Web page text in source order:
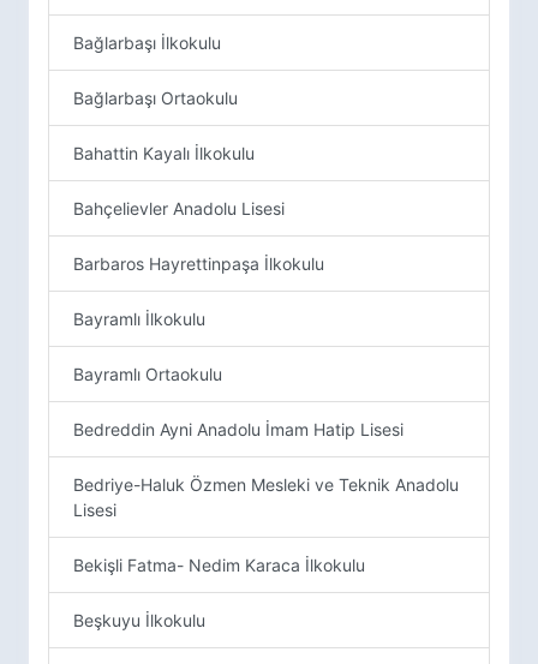
Bağlarbaşı İlkokulu
Bağlarbaşı Ortaokulu
Bahattin Kayalı İlkokulu
Bahçelievler Anadolu Lisesi
Barbaros Hayrettinpaşa İlkokulu
Bayramlı İlkokulu
Bayramlı Ortaokulu
Bedreddin Ayni Anadolu İmam Hatip Lisesi
Bedriye-Haluk Özmen Mesleki ve Teknik Anadolu
Lisesi
Bekişli Fatma- Nedim Karaca İlkokulu
Beşkuyu İlkokulu